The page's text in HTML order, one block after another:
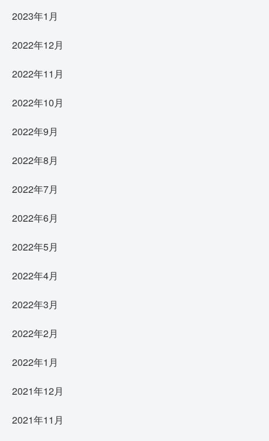
2023年1月
2022年12月
2022年11月
2022年10月
2022年9月
2022年8月
2022年7月
2022年6月
2022年5月
2022年4月
2022年3月
2022年2月
2022年1月
2021年12月
2021年11月